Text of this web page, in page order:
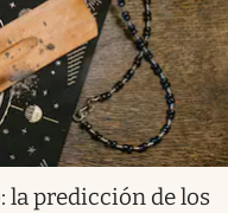
la predicción de los